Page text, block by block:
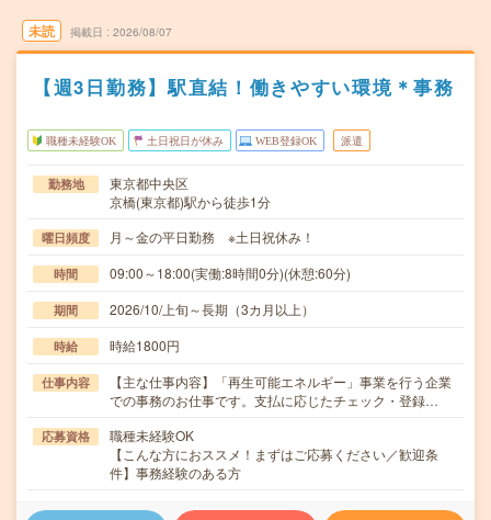
未読 掲載日 2026/08/07
【週3日勤務】駅直結！働きやすい環境＊事務
職種未経験OK 土日祝日が休み WEB登録OK 派遣
勤務地
東京都中央区
京橋(東京都)駅から徒歩1分
曜日頻度 月～金の平日勤務 ※土日祝休み！
時間 09:00～18:00(実働:8時間0分)(休憩:60分)
期間 2026/10/上旬～長期（3カ月以上）
時給 時給1800円
仕事内容
【主な仕事内容】「再生可能エネルギー」事業を行う企業
での事務のお仕事です。支払に応じたチェック・登録…
応募資格
職種未経験OK
【こんな方におススメ！まずはご応募ください／歓迎条
件】事務経験のある方